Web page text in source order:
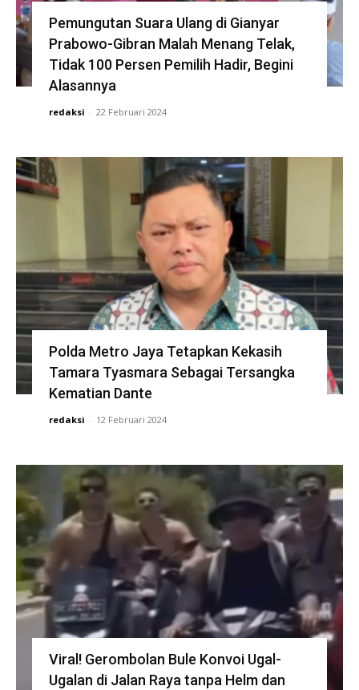
Pemungutan Suara Ulang di Gianyar
Prabowo-Gibran Malah Menang Telak,
Tidak 100 Persen Pemilih Hadir, Begini
Alasannya
redaksi - 22 Februari 2024
Polda Metro Jaya Tetapkan Kekasih
Tamara Tyasmara Sebagai Tersangka
Kematian Dante
redaksi - 12 Februari 2024
Viral! Gerombolan Bule Konvoi Ugal-
Ugalan di Jalan Raya tanpa Helm dan